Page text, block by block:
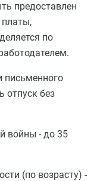
предоставлен
платы,
по
письменного
отпуск без
войны - до 35
(по возрасту) -